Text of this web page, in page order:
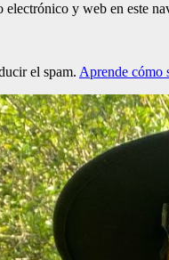
y web en este
el spam. Aprende cómo